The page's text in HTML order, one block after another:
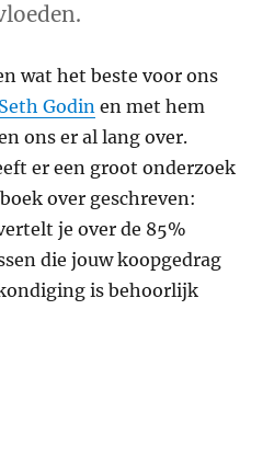
wat het beste voor ons
Seth Godin en met hem
ons er al lang over.
er een groot onderzoek
over geschreven:
je over de 85%
die jouw koopgedrag
is behoorlijk